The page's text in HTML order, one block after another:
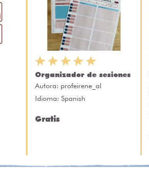
Organizador de sesiones
Autora: profeirene_al
Idioma: Spanish
Gratis